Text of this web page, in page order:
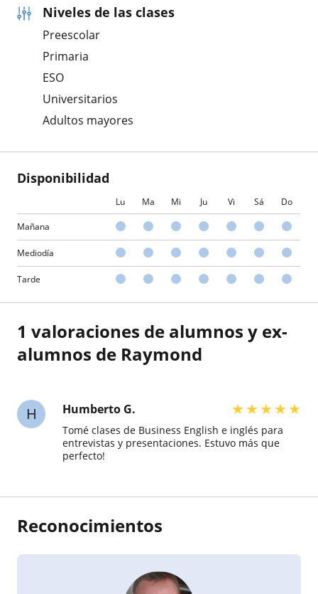
Niveles de las clases
Preescolar
Primaria
ESO
Universitarios
Adultos mayores
Disponibilidad
Lu Ma Mi Ju Vi Sá Do
Mañana
Mediodía
Tarde
1 valoraciones de alumnos y ex-
alumnos de Raymond
H Humberto G. ★★★★★
Tomé clases de Business English e inglés para
entrevistas y presentaciones. Estuvo más que
perfecto!
Reconocimientos